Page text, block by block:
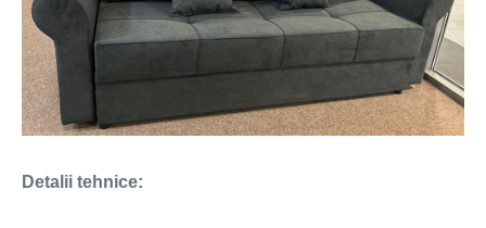
Detalii tehnice: